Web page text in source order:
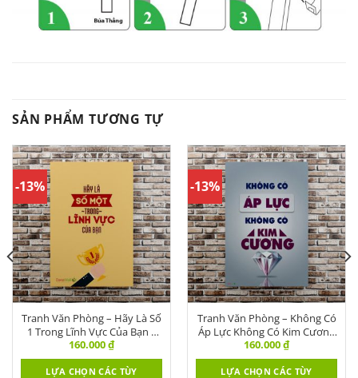
SẢN PHẨM TƯƠNG TỰ
-13%
Tranh Văn Phòng – Hãy Là Số
1 Trong Lĩnh Vực Của Bạn –
DNVPR 231
160.000₫
LỰA CHỌN CÁC TÙY
-13%
Tranh Văn Phòng – Không Có
Áp Lực Không Có Kim Cương
– DL-001
160.000₫
LỰA CHỌN CÁC TÙY